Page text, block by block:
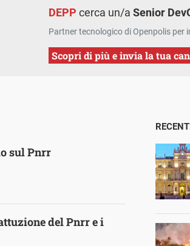
DEPP cerca un/aSenior
Partner tecnologico di Openpolis
Scopri di più e invia la tua
sul Pnrr
del Pnrr e i